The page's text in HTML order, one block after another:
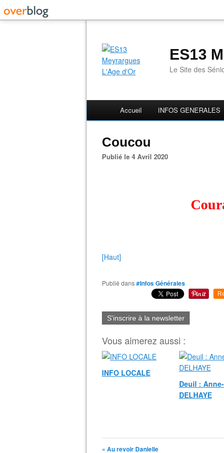
ES13
Le Site des
Accueil INFOS GENERALES
Coucou
Publié le 4 Avril 2020
[Haut]
Publié dans#Infos Générales
S'inscrire à la newsletter
Vous aimerez aussi :
INFO LOCALE
Deuil :
DELHAYE
« Au revoir Danielle